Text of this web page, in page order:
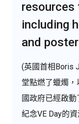
resources
including
and
(英國首相Boris
堂點燃了蠟燭
國政府已經啟
紀念VE Day的